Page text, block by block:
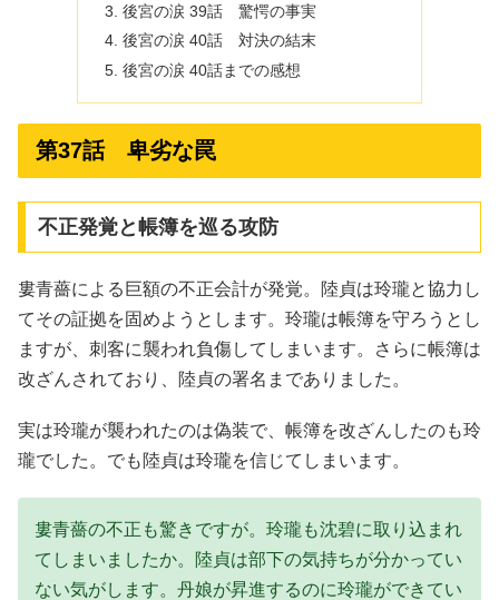
後宮の涙 39話 驚愕の事実
後宮の涙 40話 対決の結末
後宮の涙 40話までの感想
第37話 卑劣な罠
不正発覚と帳簿を巡る攻防
婁青薔による巨額の不正会計が発覚。陸貞は玲瓏と協力し
てその証拠を固めようとします。玲瓏は帳簿を守ろうとし
ますが、刺客に襲われ負傷してしまいます。さらに帳簿は
改ざんされており、陸貞の署名までありました。
実は玲瓏が襲われたのは偽装で、帳簿を改ざんしたのも玲
瓏でした。でも陸貞は玲瓏を信じてしまいます。
婁青薔の不正も驚きですが。玲瓏も沈碧に取り込まれ
てしまいましたか。陸貞は部下の気持ちが分かってい
ない気がします。丹娘が昇進するのに玲瓏ができてい